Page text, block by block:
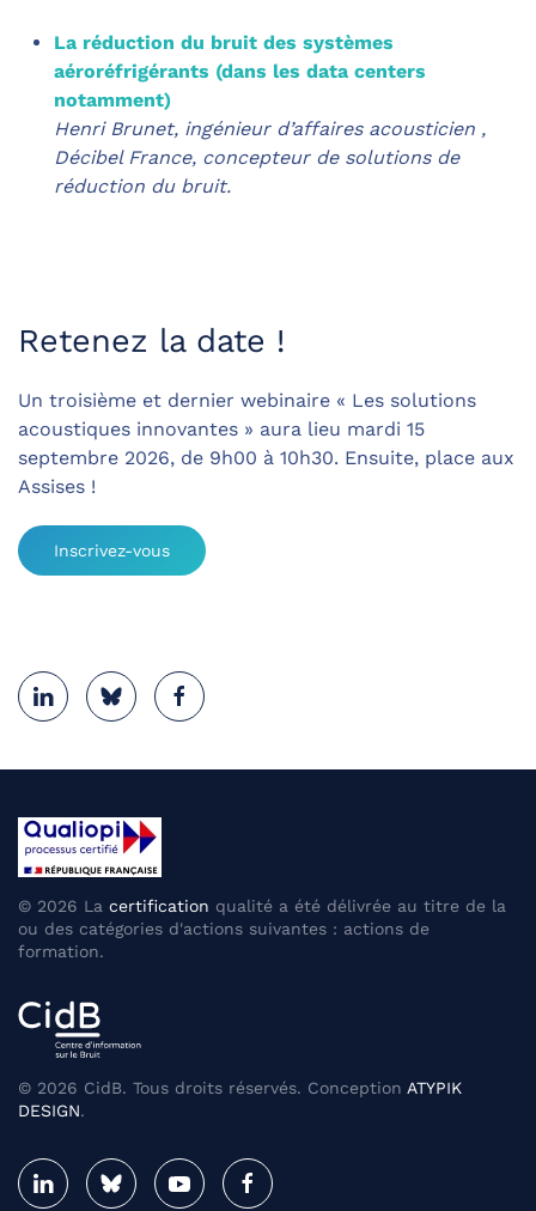
La réduction du bruit des systèmes
aéroréfrigérants (dans les data centers
notamment)
Henri Brunet, ingénieur d’affaires acousticien ,
Décibel France, concepteur de solutions de
réduction du bruit.
Retenez la date !
Un troisième et dernier webinaire « Les solutions
acoustiques innovantes » aura lieu mardi 15
septembre 2026, de 9h00 à 10h30. Ensuite, place aux
Assises !
Inscrivez-vous
© 2026 La certification qualité a été délivrée au titre de la
ou des catégories d'actions suivantes : actions de
formation.
© 2026 CidB. Tous droits réservés. Conception ATYPIK
DESIGN.